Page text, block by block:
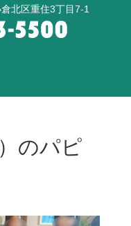
北区重住3丁目7-1
のパピ